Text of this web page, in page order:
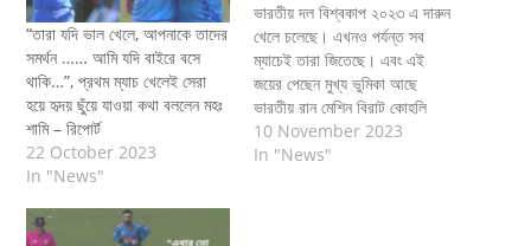
“তারা যদি ভাল খেলে, আপনাকে তাদের
সমর্থন …… আমি যদি বাইরে বসে
থাকি…”, প্রথম ম্যাচ খেলেই সেরা
হয়ে হৃদয় ছুঁয়ে যাওয়া কথা বললেন মহঃ
শামি – রিপোর্ট
22 October 2023
In "News"
ভারতীয় দল বিশ্বকাপ ২০২৩ এ দারুন
খেলে চলেছে। এখনও পর্যন্ত সব
ম্যাচেই তারা জিতেছে। এবং এই
জয়ের পেছেন মুখ্য ভুমিকা আছে
ভারতীয় রান মেশিন বিরাট কোহলি
এর। এই বিশ্বকাপে বিরাট দুরন্ত ফর্মে
আছেন। তবে তার এই ফর্ম কে দুরন্ত
10 November 2023
In "News"